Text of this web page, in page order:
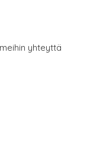
yhteyttä